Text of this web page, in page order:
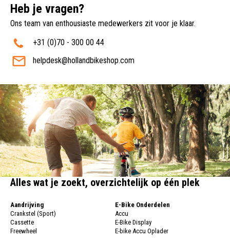
Heb je vragen?
Ons team van enthousiaste medewerkers zit voor je klaar.
+31 (0)70 - 300 00 44
helpdesk@hollandbikeshop.com
Alles wat je zoekt, overzichtelijk op één plek
Aandrijving
Crankstel (Sport)
Cassette
Freewheel
E-Bike Onderdelen
Accu
E-Bike Display
E-bike Accu Oplader